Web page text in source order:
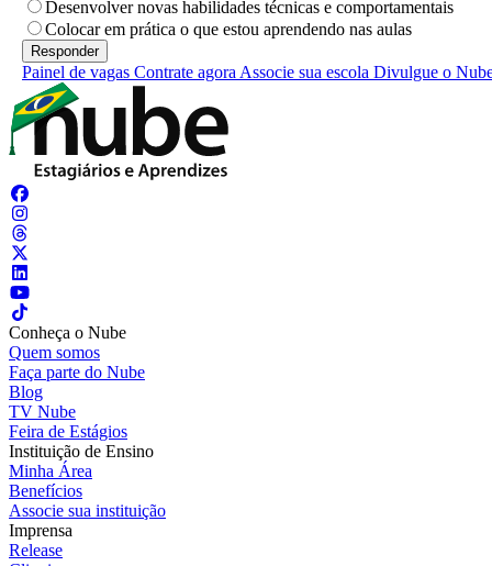
Desenvolver novas habilidades técnicas e comportamentais
Colocar em prática o que estou aprendendo nas aulas
Painel de vagas Contrate agora Associe sua escola Divulgue o
Conheça o Nube
Quem somos
Faça parte do Nube
Blog
TV Nube
Feira de Estágios
Instituição de Ensino
Minha Área
Benefícios
Associe sua instituição
Imprensa
Release